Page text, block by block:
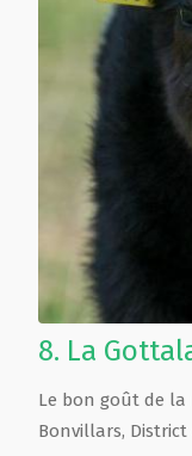
8. La
Le bon goût de
Bonvillars,